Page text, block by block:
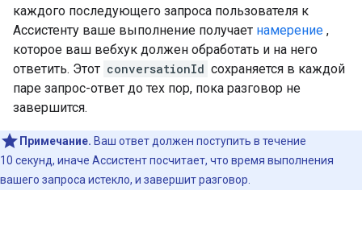
каждого последующего запроса пользователя к
Ассистенту ваше выполнение получает намерение ,
которое ваш вебхук должен обработать и на него
ответить. Этот conversationId сохраняется в каждой
паре запрос-ответ до тех пор, пока разговор не
завершится.
Примечание. Ваш ответ должен поступить в течение
10 секунд, иначе Ассистент посчитает, что время выполнения
вашего запроса истекло, и завершит разговор.